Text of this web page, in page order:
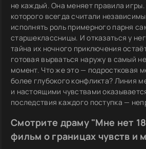
не каждый. Она меняет правила игры.
которого всегда считали
исполнять роль примерного парня
старшеклассницы. И отказаться у
тайна их ночного приключения
готовая вырваться наружу в самый
момент. Что же это — подростковая
более глубокого конфликта? Линия
и настоящими чувствами
последствия каждого поступка —
Смотрите драму "Мне нет
фильм о границах чувств и